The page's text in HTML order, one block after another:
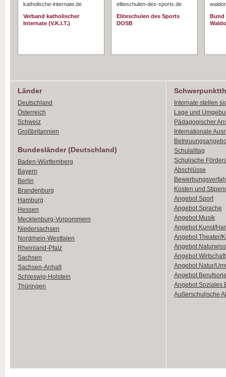
katholische-internate.de
Verband katholischer
Internate (V.K.I.T.)
eliteschulen-des-sports.de
Eliteschulen des Sports
DOSB
Bund
Länder
Deutschland
Österreich
Schweiz
Großbritannien
Bundesländer (Deutschland)
Baden-Württemberg
Bayern
Berlin
Brandenburg
Hamburg
Hessen
Mecklenburg-Vorpommern
Niedersachsen
Nordrhein-Westfalen
Rheinland-Pfalz
Sachsen
Sachsen-Anhalt
Schleswig-Holstein
Thüringen
Internate stellen
Lage und
Pädagogischer
Internationale
Schulalltag
Schulische
Abschlüsse
Kosten und
Angebot Sport
Angebot Sprache
Angebot Musik
Angebot Kunst/
Angebot Theater/
Angebot
Angebot Wirtschaft
Angebot Natur/
Angebot
Angebot Soziales
Außerschulische